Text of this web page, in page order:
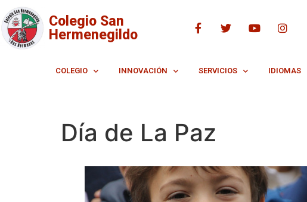
Colegio San
Hermenegildo
COLEGIO INNOVACIÓN SERVICIOS IDIOMAS
Día de La Paz